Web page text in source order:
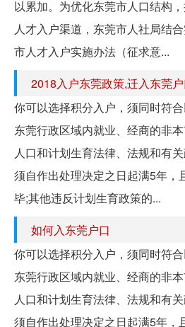
以累加。为优化东莞市人口结构
人才入户渠道，东莞市人社局结
市人才入户实施办法（征求意...
2018入户东莞政策,迁入东莞
你可以选择积分入户，须同时符
东莞行政区域内就业、经商的非
人口和计划生育法律、法规和有
须自作出处理决定之日起满5年，
毕;其他违反计划生育政策的...
如何入东莞户口
你可以选择积分入户，须同时符
东莞行政区域内就业、经商的非
人口和计划生育法律、法规和有
须自作出处理决定之日起满5年，